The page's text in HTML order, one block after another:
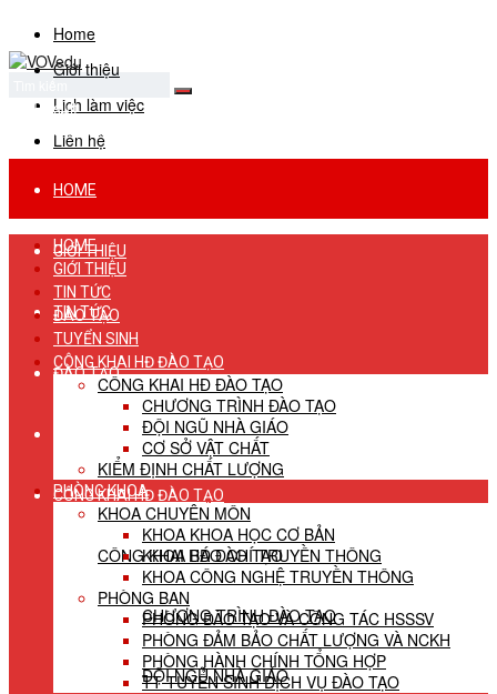
Home
Giới thiệu
Lịch làm việc
Liên hệ
No Result
View All Result
HOME
GIỚI THIỆU
TIN TỨC
ĐÀO TẠO
TUYỂN SINH
CÔNG KHAI HĐ ĐÀO TẠO
CÔNG KHAI HĐ ĐÀO TẠO
CHƯƠNG TRÌNH ĐÀO TẠO
ĐỘI NGŨ NHÀ GIÁO
HOME
GIỚI THIỆU
TIN TỨC
ĐÀO TẠO
TUYỂN SINH
CÔNG KHAI HĐ ĐÀO TẠO
CÔNG KHAI HĐ ĐÀO TẠO
CHƯƠNG TRÌNH ĐÀO TẠO
ĐỘI NGŨ NHÀ GIÁO
CƠ SỞ VẬT CHẤT
KIỂM ĐỊNH CHẤT LƯỢNG
PHÒNG KHOA
KHOA CHUYÊN MÔN
KHOA KHOA HỌC CƠ BẢN
KHOA BÁO CHÍ TRUYỀN THÔNG
KHOA CÔNG NGHỆ TRUYỀN THÔNG
PHÒNG BAN
PHÒNG ĐÀO TẠO VÀ CÔNG TÁC HSSSV
PHÒNG ĐẢM BẢO CHẤT LƯỢNG VÀ NCKH
PHÒNG HÀNH CHÍNH TỔNG HỢP
TT TUYỂN SINH DỊCH VỤ ĐÀO TẠO